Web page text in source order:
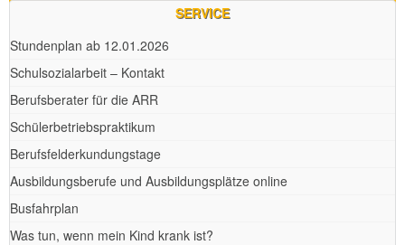
SERVICE
Stundenplan ab 12.01.2026
Schulsozialarbeit – Kontakt
Berufsberater für die ARR
Schülerbetriebspraktikum
Berufsfelderkundungstage
Ausbildungsberufe und Ausbildungsplätze online
Busfahrplan
Was tun, wenn mein Kind krank ist?